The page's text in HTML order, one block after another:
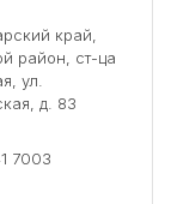
край,
район, ст-ца
ул.
д. 83
7003